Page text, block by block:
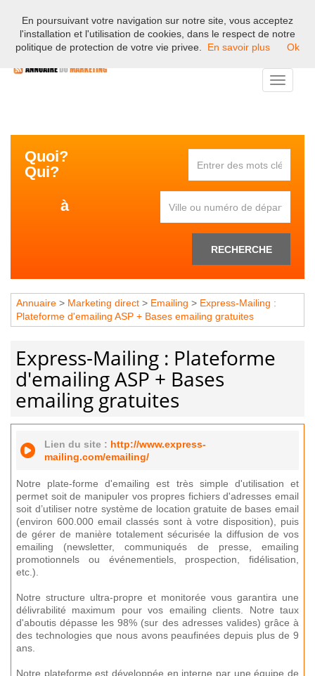
Bienvenue sur l'annuaire professionnel du marketing et de la
communication en France.
Toggle
Quoi?
Qui?
à
RECHERCHE
Annuaire > Marketing direct > Emailing > Express-Mailing :
Plateforme d'emailing ASP + Bases emailing gratuites
Express-Mailing : Plateforme
d'emailing ASP + Bases
emailing gratuites
Lien du site : http://www.express-
mailing.com/emailing/
Notre plate-forme d'emailing est très simple d'utilisation et
permet soit de manipuler vos propres fichiers d'adresses email
soit d’utiliser notre système de location gratuite de bases email
(environ 600.000 email classés sont à votre disposition), puis
de gérer de manière totalement sécurisée la diffusion de vos
emailing (newsletter, communiqués de presse, emailing
promotionnels ou événementiels, prospection, fidélisation,
etc.).
Notre structure ultra-propre et monitorée vous garantira une
délivrabilité maximum pour vos emailing clients. Notre taux
d'aboutis dépasse les 98% (sur des adresses valides) grâce à
des technologies que nous avons peaufinées depuis plus de 9
ans.
Notre plateforme est développée en interne par une équipe de
En poursuivant votre navigation sur notre site, vous acceptez
l'installation et l'utilisation de cookies, dans le respect de notre
politique de protection de votre vie privee.
En savoir plus Ok